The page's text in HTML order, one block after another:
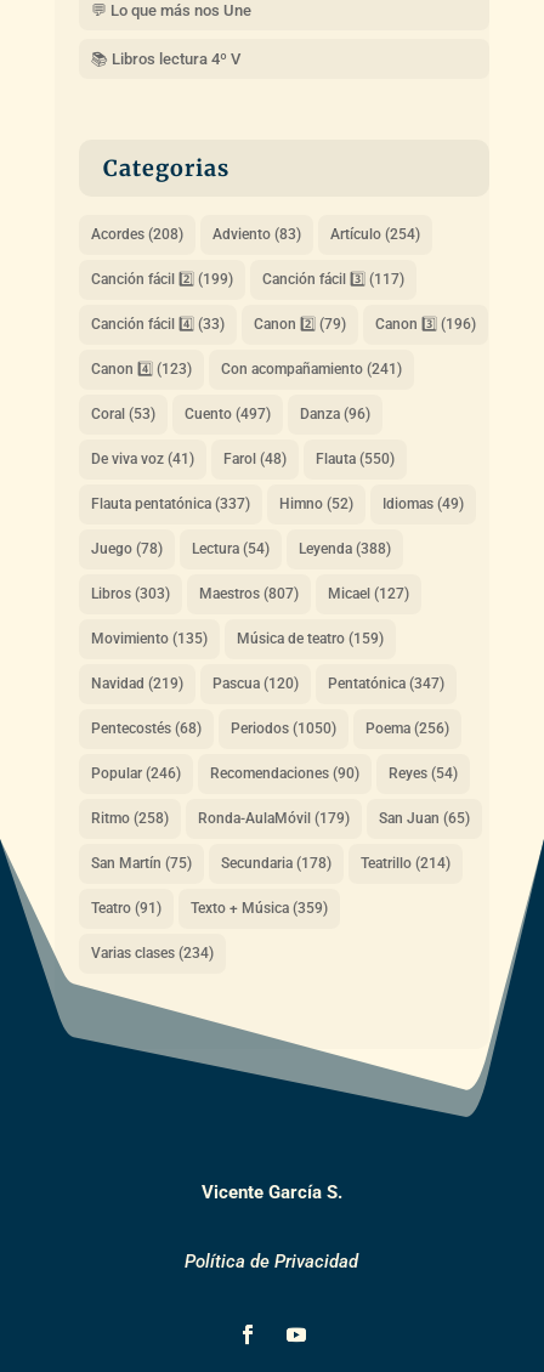
💬 Lo que más nos Une
📚 Libros lectura 4º V
Categorias
Acordes(208) Adviento(83) Artículo(254)
Canción fácil 2️⃣ (199) Canción fácil 3️⃣ (117)
Canción fácil 4️⃣ (33) Canon 2️⃣ (79) Canon 3️⃣ (196)
Canon 4️⃣ (123) Con acompañamiento(241)
Coral (53) Cuento(497) Danza(96)
De viva voz(41) Farol (48) Flauta(550)
Flauta pentatónica(337) Himno(52) Idiomas(49)
Juego(78) Lectura(54) Leyenda(388)
Libros(303) Maestros(807) Micael (127)
Movimiento(135) Música de teatro(159)
Navidad (219) Pascua(120) Pentatónica(347)
Pentecostés(68) Periodos(1050) Poema(256)
Popular(246) Recomendaciones(90) Reyes(54)
Ritmo(258) Ronda-AulaMóvil (179) San Juan (65)
San Martín (75) Secundaria(178) Teatrillo(214)
Teatro(91) Texto + Música(359)
Varias clases(234)
Vicente García S.
Política de Privacidad